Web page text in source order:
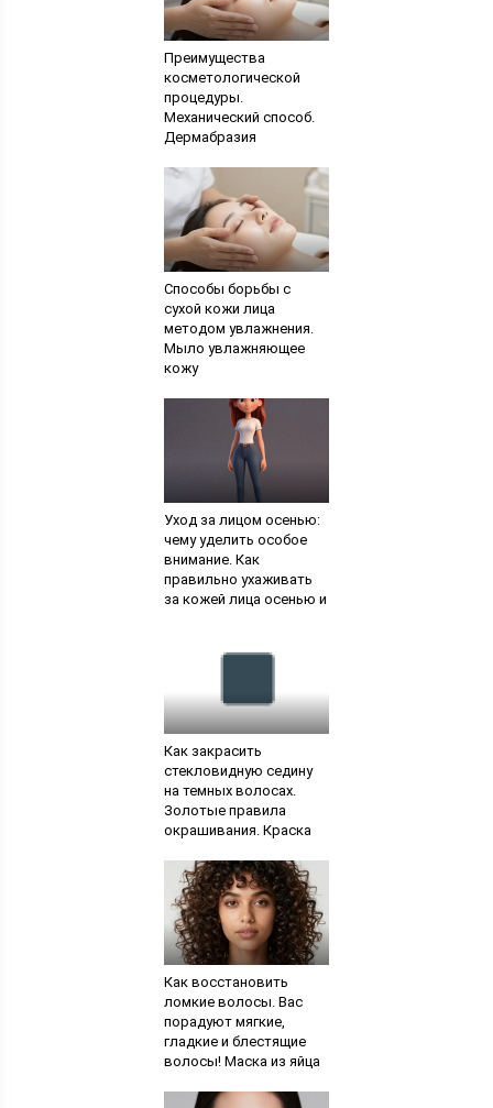
Преимущества
косметологической
процедуры.
Механический способ.
Дермабразия
Способы борьбы с
сухой кожи лица
методом увлажнения.
Мыло увлажняющее
кожу
Уход за лицом осенью:
чему уделить особое
внимание. Как
правильно ухаживать
за кожей лица осенью и
Как закрасить
стекловидную седину
на темных волосах.
Золотые правила
окрашивания. Краска
Как восстановить
ломкие волосы. Вас
порадуют мягкие,
гладкие и блестящие
волосы! Маска из яйца